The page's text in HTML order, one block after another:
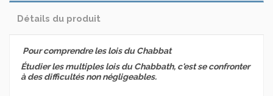
Détails du produit
Pour comprendre les lois du Chabbat
Étudier les multiples lois du Chabbath, c'est se confronter
à des difficultés non négligeables.